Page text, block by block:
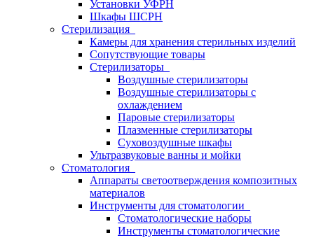
Установки УФРН
Шкафы ШСРН
Стерилизация
Камеры для хранения стерильных изделий
Сопутствующие товары
Стерилизаторы
Воздушные стерилизаторы
Воздушные стерилизаторы с
охлаждением
Паровые стерилизаторы
Плазменные стерилизаторы
Суховоздушные шкафы
Ультразвуковые ванны и мойки
Стоматология
Аппараты светоотверждения композитных
материалов
Инструменты для стоматологии
Стоматологические наборы
Инструменты стоматологические